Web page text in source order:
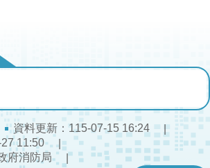
資料更新：115-07-15 16:24
11:50
府消防局